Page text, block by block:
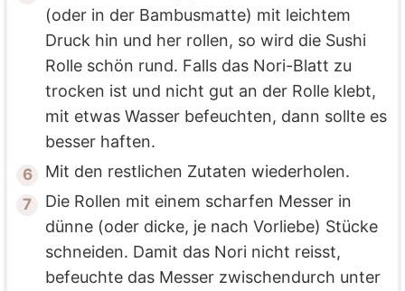
(oder in der Bambusmatte) mit leichtem
Druck hin und her rollen, so wird die Sushi
Rolle schön rund. Falls das Nori-Blatt zu
trocken ist und nicht gut an der Rolle klebt,
mit etwas Wasser befeuchten, dann sollte es
besser haften.
Mit den restlichen Zutaten wiederholen.
Die Rollen mit einem scharfen Messer in
dünne (oder dicke, je nach Vorliebe) Stücke
schneiden. Damit das Nori nicht reisst,
befeuchte das Messer zwischendurch unter